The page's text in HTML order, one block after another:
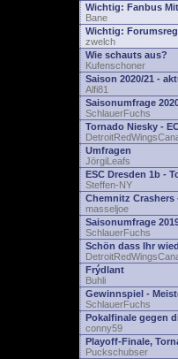
Wichtig: Fanbus
Bane
Wichtig:
zwelch
Wie schauts aus?
Kufenschoner
Saison 2020/21 -
Alfi81
Saisonumfrage
SchlauerFuchs
Tornado Niesky -
Umfragen
JörgiLeafs
ESC Dresden 1b -
Steffen-NY
Chemnitz Crashers
masseljoe
Saisonumfrage
SchlauerFuchs
Schön dass Ihr
Frýdlant
Buhli
Gewinnspiel -
SchlauerFuchs
Pokalfinale gegen
conny59
Playoff-Finale,
Puckschubser